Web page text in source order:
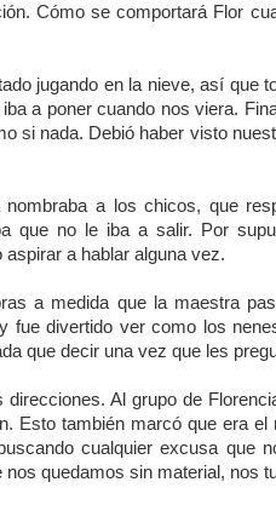
Cómo se comportará Flor
jugando en la nieve, así que
a poner cuando nos viera.
si nada. Debió haber visto
a los chicos, que
que no le iba a salir. Por
a hablar alguna vez.
a medida que la maestra
fue divertido ver como los
que decir una vez que les
Al grupo de
Esto también marcó que era el
cualquier excusa que
quedamos sin material, nos